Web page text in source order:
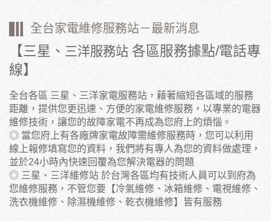
全台家電維修服務站－最新消息
【三星、 三洋服務站 各區服務據點/電話專
線】
全台各區 三星、三洋家電服務站，藉著縮短各區域的服務
距離，提供您更迅速、方便的家電維修服務，以專業的電器
維修技術，讓您的故障家電不再成為您府上的煩惱。
◎ 當您府上有各廠牌家電故障需維修服務時，您可以利用
線上報修填寫您的資料，我們將有專人為您的資料做處理，
並於24小時內快速回覆為您解決電器的問題
◎ 三星、三洋維修站 於台灣各區均有技術人員可以到府為
您維修服務，不管您要【冷氣維修、冰箱維修、電視維修、
洗衣機維修、除濕機維修、乾衣機維修】皆有服務